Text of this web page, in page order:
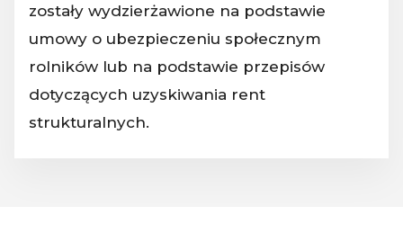
zostały wydzierżawione na podstawie
umowy o ubezpieczeniu społecznym
rolników lub na podstawie przepisów
dotyczących uzyskiwania rent
strukturalnych.